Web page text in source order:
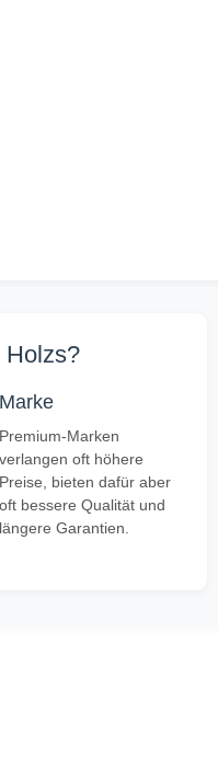
Holzs?
Marke
Premium-Marken
verlangen oft höhere
Preise, bieten dafür aber
oft bessere Qualität und
längere Garantien.